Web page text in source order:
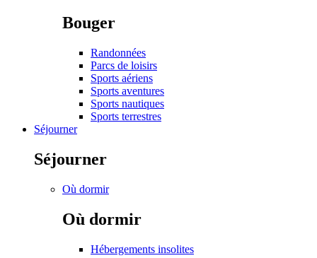
Bouger
Randonnées
Parcs de loisirs
Sports aériens
Sports aventures
Sports nautiques
Sports terrestres
Séjourner
Séjourner
Où dormir
Où dormir
Hébergements insolites